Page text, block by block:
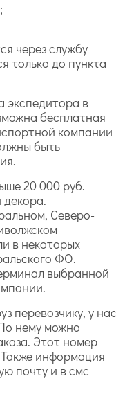
через службу
только до пункта
экспедитора в
бесплатная
компании
быть
20 000 руб.
декора.
Северо-
в некоторых
ФО.
выбранной
перевозчику, у нас
нему можно
Этот номер
информация
почту и в смс